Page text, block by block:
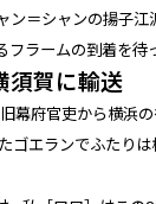
ン＝シャンの揚子
ラームの到着を待
須賀に輸送
幕府官吏から横浜
ゴエランでふたり